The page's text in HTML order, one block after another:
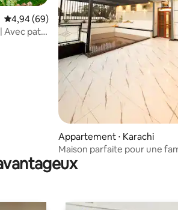
: 5 sur 5
Évaluation moyenne sur la base de 69
4,94 (69)
Avec patio
Appartement ⋅ Karachi
Maison parfaite pour une